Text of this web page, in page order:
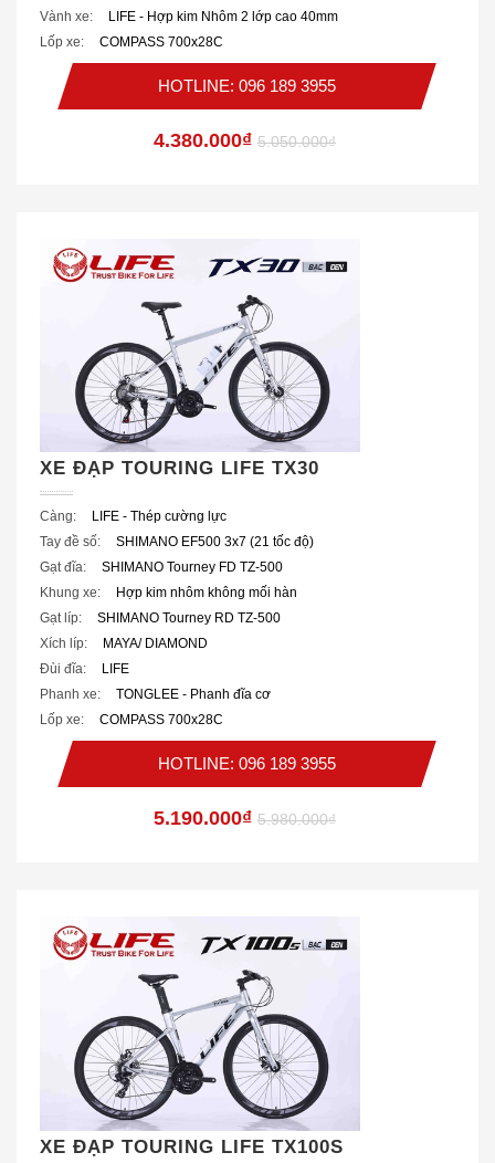
Vành xe:
LIFE - Hợp kim Nhôm 2 lớp cao 40mm
Lốp xe:
COMPASS 700x28C
HOTLINE: 096 189 3955
4.380.000₫ 5.050.000₫
XE ĐẠP TOURING LIFE TX30
Càng:
LIFE - Thép cường lực
Tay đề số:
SHIMANO EF500 3x7 (21 tốc độ)
Gạt đĩa:
SHIMANO Tourney FD TZ-500
Khung xe:
Hợp kim nhôm không mối hàn
Gạt líp:
SHIMANO Tourney RD TZ-500
Xích líp:
MAYA/ DIAMOND
Đùi đĩa:
LIFE
Phanh xe:
TONGLEE - Phanh đĩa cơ
Lốp xe:
COMPASS 700x28C
HOTLINE: 096 189 3955
5.190.000₫ 5.980.000₫
XE ĐẠP TOURING LIFE TX100S